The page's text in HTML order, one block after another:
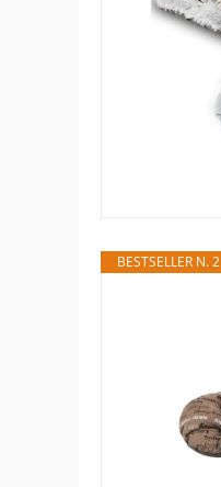
BESTSELLER N. 2